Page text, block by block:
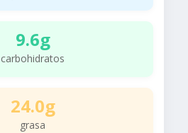
9.6g
carbohidratos
24.0g
grasa